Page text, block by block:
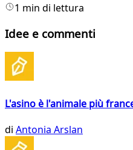
1 min di lettura
Idee e commenti
L'asino è l'animale più
di Antonia Arslan